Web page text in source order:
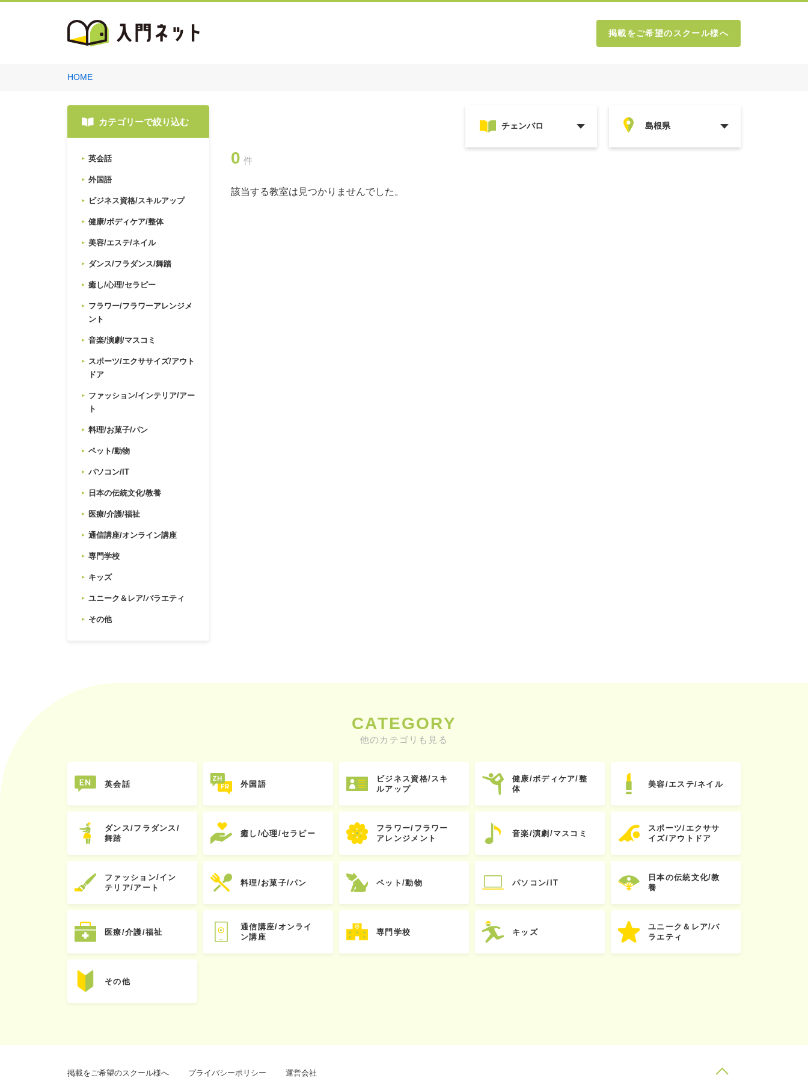
掲載をご希望のスクール様へ
HOME
カテゴリーで絞り込む
英会話
外国語
ビジネス資格/スキルアップ
健康/ボディケア/整体
美容/エステ/ネイル
ダンス/フラダンス/舞踏
癒し/心理/セラピー
フラワー/フラワーアレンジメ
ント
音楽/演劇/マスコミ
スポーツ/エクササイズ/アウト
ドア
ファッション/インテリア/アー
ト
料理/お菓子/パン
ペット/動物
パソコン/IT
日本の伝統文化/教養
医療/介護/福祉
通信講座/オンライン講座
専門学校
キッズ
ユニーク＆レア/バラエティ
その他
0 件
該当する教室は見つかりませんでした。
CATEGORY
他のカテゴリも見る
英会話 外国語
ビジネス資格/スキ
ルアップ
健康/ボディケア/整
体
美容/エステ/ネイル
ダンス/フラダンス/
舞踏
癒し/心理/セラピー
フラワー/フラワー
アレンジメント
音楽/演劇/マスコミ
スポーツ/エクササ
イズ/アウトドア
ファッション/イン
テリア/アート
料理/お菓子/パン ペット/動物 パソコン/IT
日本の伝統文化/教
養
医療/介護/福祉
通信講座/オンライ
ン講座
専門学校 キッズ
ユニーク＆レア/バ
ラエティ
その他
掲載をご希望のスクール様へ プライバシーポリシー 運営会社